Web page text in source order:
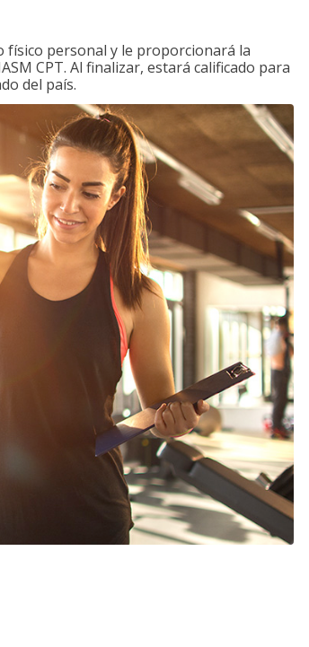
físico personal y le proporcionará la
CPT. Al finalizar, estará calificado para
del país.